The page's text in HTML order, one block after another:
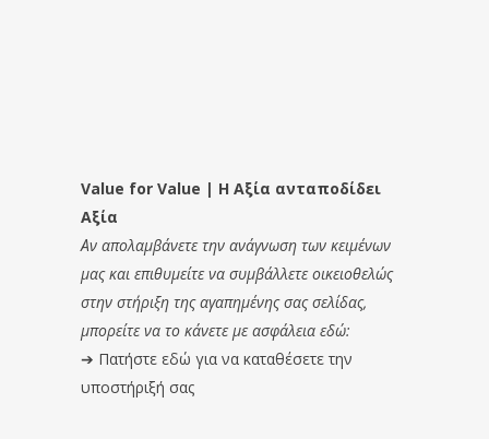
Value for Value | Η Αξία ανταποδίδει
Αξία
Αν απολαμβάνετε την ανάγνωση των κειμένων
μας και επιθυμείτε να συμβάλλετε οικειοθελώς
στην στήριξη της αγαπημένης σας σελίδας,
μπορείτε να το κάνετε με ασφάλεια εδώ:
➔ Πατήστε εδώ για να καταθέσετε την
υποστήριξή σας